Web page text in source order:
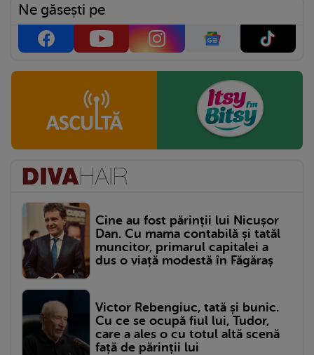
Ne găsești pe
Cine au fost părinții lui Nicușor
Dan. Cu mama contabilă și tatăl
muncitor, primarul capitalei a
dus o viață modestă în Făgăraș
Victor Rebengiuc, tată și bunic.
Cu ce se ocupă fiul lui, Tudor,
care a ales o cu totul altă scenă
față de părinții lui